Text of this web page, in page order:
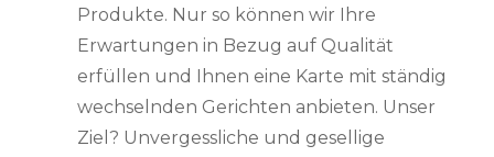
Produkte. Nur so können wir Ihre
Erwartungen in Bezug auf Qualität
erfüllen und Ihnen eine Karte mit ständig
wechselnden Gerichten anbieten. Unser
Ziel? Unvergessliche und gesellige